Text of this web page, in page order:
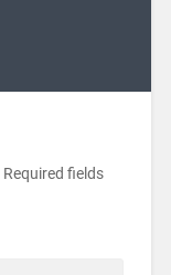
Required fields